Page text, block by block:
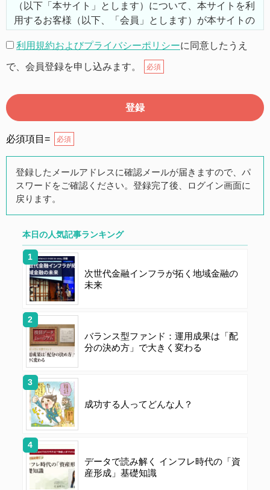
（以下「本サイト」とします）について、本サイトを利
用するお客様（以下、「会員」とします）が本サイトの
「本規約」とします）を定めます。
本規約は本サイトが提供するサービスについて規定した
第３条（会員）
本サイトの会員は、公募投資信託もしくは各種の保険商
品の販売に携わる上記項目に該当していることを条件と
時点で、本会員規約の内容に同意したものとみなしま
す。なお、申込に際し虚偽の内容がある場合や本規約に
違反するおそれがある場合には、当社は会員登録を拒否
もしくは抹消することができます。
第４条（ユーザー名とパスワードの管理）
ユーザー名およびパスワードの利用、管理は会員の自己
責任において行うものとします。会員は、ユーザー名お
よびパスワードの第三者への漏洩、利用許諾、貸与、譲
渡、名義変更、売買、その他の担保に供するなどの行為
をしてはならないものとします。ユーザー名およびパス
ワードの使用によって生じた損害の責任は、会員が負う
ものとし、当社は一切の責任を負わないものとします。
第５条（著作権）
利用規約およびプライバシーポリシーに同意したうえ
で、会員登録を申し込みます。 必須
必須項目= 必須
登録したメールアドレスに確認メールが届きますので、パ
スワードをご確認ください。登録完了後、ログイン画面に
戻ります。
本日の人気記事ランキング
次世代金融インフラが拓く地域金融の
未来
バランス型ファンド：運用成果は「配
分の決め方」で大きく変わる
成功する人ってどんな人？
データで読み解く インフレ時代の「資
産形成」基礎知識